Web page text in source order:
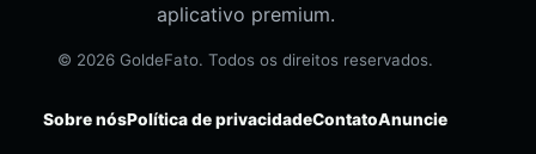
aplicativo premium.
© 2026 GoldeFato. Todos os direitos reservados.
Sobre nósPolítica de privacidadeContatoAnuncie